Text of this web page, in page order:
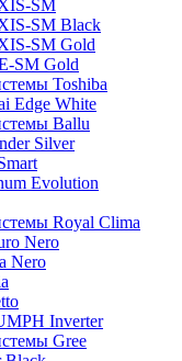
SM
SM Black
SM Gold
SM Gold
Toshiba
Edge White
Ballu
Silver
Evolution
Royal Clima
Nero
Nero
Inverter
Gree